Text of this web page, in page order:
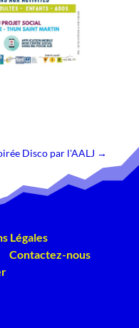
Disco par l'AALJ →
Légales
Contactez-nous